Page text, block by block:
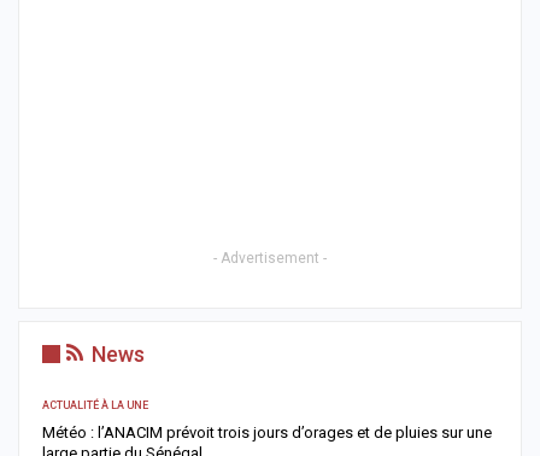
- Advertisement -
News
ACTUALITÉ À LA UNE
Météo : l’ANACIM prévoit trois jours d’orages et de pluies sur une